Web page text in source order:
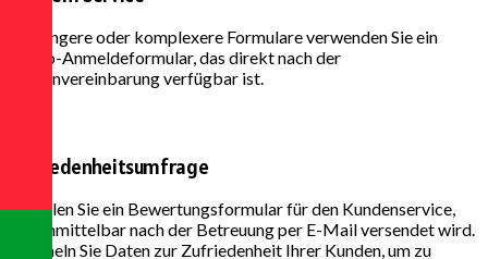
Für längere oder komplexere Formulare verwenden Sie ein
Vorab-Anmeldeformular, das direkt nach der
Terminvereinbarung verfügbar ist.
Zufriedenheitsumfrage
Erstellen Sie ein Bewertungsformular für den Kundenservice,
das unmittelbar nach der Betreuung per E-Mail versendet wird.
Sammeln Sie Daten zur Zufriedenheit Ihrer Kunden, um zu